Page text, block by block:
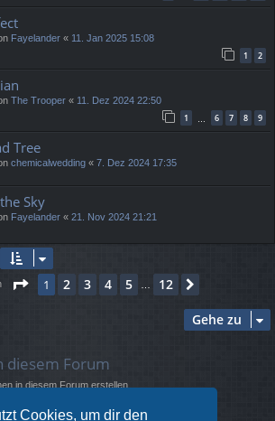
Cookies, um dir den
Fayelander « 11. Jan 2025 15:08
1 2
The Trooper « 11. Dez 2024 22:50
1 … 6 7 8 9
Tree
chemicalwedding « 7. Dez 2024 17:35
Sky
Fayelander « 21. Nov 2024 21:21
Seite 1 von 12
1 2 3 4 5 12
Gehe zu
diesem Forum
in diesem Forum erstellen.
Forum nicht ändern.